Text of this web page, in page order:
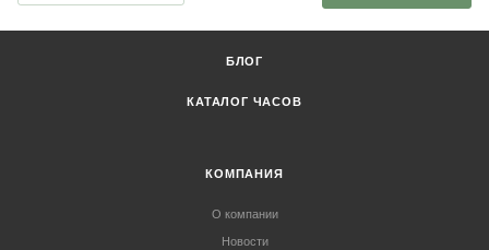
БЛОГ
КАТАЛОГ ЧАСОВ
КОМПАНИЯ
О компании
Новости